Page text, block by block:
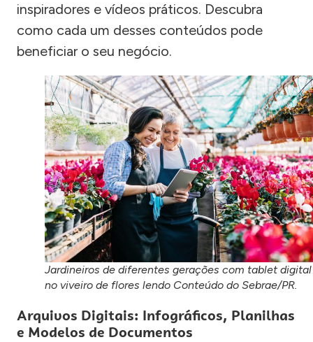
inspiradores e vídeos práticos. Descubra
como cada um desses conteúdos pode
beneficiar o seu negócio.
Jardineiros de diferentes gerações com tablet digital
no viveiro de flores lendo Conteúdo do Sebrae/PR.
Arquivos Digitais: Infográficos, Planilhas
e Modelos de Documentos